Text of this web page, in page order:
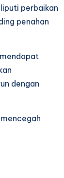
perbaikan
penahan
dengan